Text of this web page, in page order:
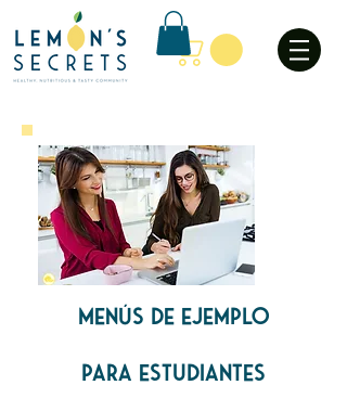
MENÚS DE EJEMPLO
PARA ESTUDIANTES